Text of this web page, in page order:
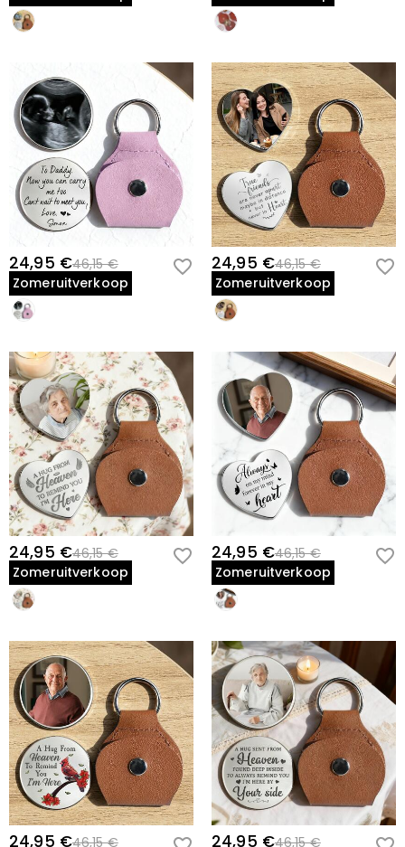
24,95 €46,15 €
Zomeruitverkoop
24,95 €46,15 €
Zomeruitverkoop
24,95 €46,15 €
Zomeruitverkoop
24,95 €46,15 €
Zomeruitverkoop
24,95 €46,15 € 24,95 €46,15 €